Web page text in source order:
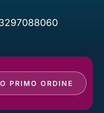
PRIMO ORDINE